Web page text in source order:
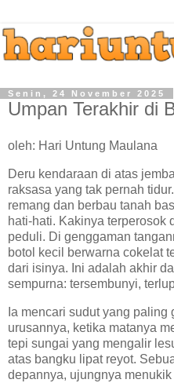
Senin, 24 November 2025
Umpan Terakhir di
oleh: Hari Untung Maulana
Deru kendaraan di atas
raksasa yang tak pernah
remang dan berbau tanah
hati-hati. Kakinya terperosok
peduli. Di genggaman
botol kecil berwarna cokelat
dari isinya. Ini adalah akhir
sempurna: tersembunyi,
Ia mencari sudut yang
urusannya, ketika matanya
tepi sungai yang mengalir
atas bangku lipat reyot.
depannya, ujungnya